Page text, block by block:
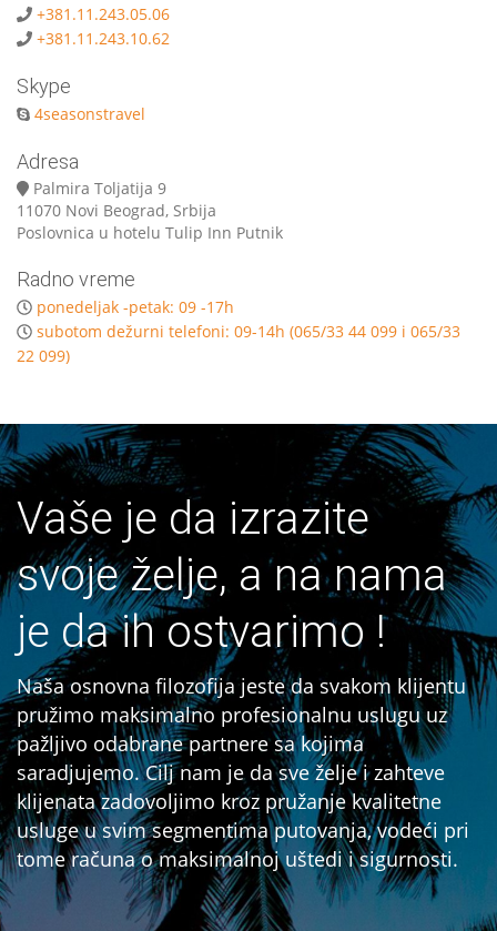
+381.11.243.05.06
+381.11.243.10.62
Skype
4seasonstravel
Adresa
Palmira Toljatija 9
11070 Novi Beograd, Srbija
Poslovnica u hotelu Tulip Inn Putnik
Radno vreme
ponedeljak -petak: 09 -17h
subotom dežurni telefoni: 09-14h (065/33 44 099 i 065/33
22 099)
Vaše je da izrazite
svoje želje, a na nama
je da ih ostvarimo !
Naša osnovna filozofija jeste da svakom klijentu
pružimo maksimalno profesionalnu uslugu uz
pažljivo odabrane partnere sa kojima
saradjujemo. Cilj nam je da sve želje i zahteve
klijenata zadovoljimo kroz pružanje kvalitetne
usluge u svim segmentima putovanja, vodeći pri
tome računa o maksimalnoj uštedi i sigurnosti.